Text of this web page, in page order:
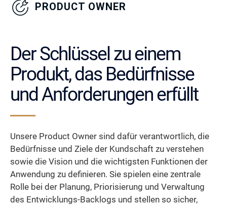
PRODUCT OWNER
Der Schlüssel zu einem
Produkt, das Bedürfnisse
und Anforderungen erfüllt
Unsere Product Owner sind dafür verantwortlich, die
Bedürfnisse und Ziele der Kundschaft zu verstehen
sowie die Vision und die wichtigsten Funktionen der
Anwendung zu definieren. Sie spielen eine zentrale
Rolle bei der Planung, Priorisierung und Verwaltung
des Entwicklungs-Backlogs und stellen so sicher,